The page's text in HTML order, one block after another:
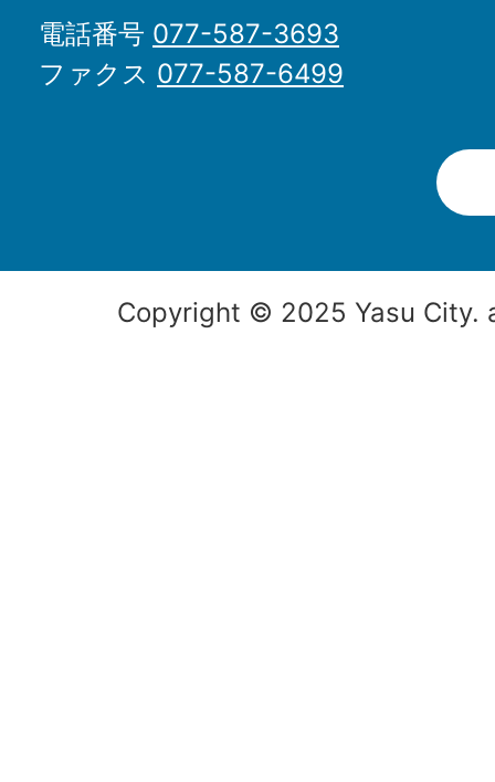
電話番号 077-587-3693
ファクス 077-587-6499
Copyright © 2025 Yasu City.